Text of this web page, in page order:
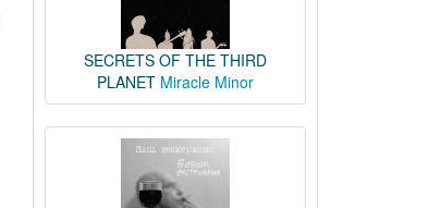
SECRETS OF THE THIRD
PLANET Miracle Minor